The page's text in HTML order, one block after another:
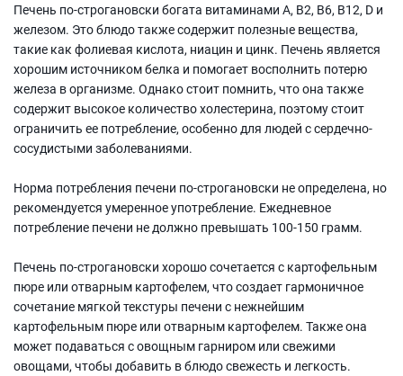
Печень по-строгановски богата витаминами A, B2, B6, B12, D и
железом. Это блюдо также содержит полезные вещества,
такие как фолиевая кислота, ниацин и цинк. Печень является
хорошим источником белка и помогает восполнить потерю
железа в организме. Однако стоит помнить, что она также
содержит высокое количество холестерина, поэтому стоит
ограничить ее потребление, особенно для людей с сердечно-
сосудистыми заболеваниями.
Норма потребления печени по-строгановски не определена, но
рекомендуется умеренное употребление. Ежедневное
потребление печени не должно превышать 100-150 грамм.
Печень по-строгановски хорошо сочетается с картофельным
пюре или отварным картофелем, что создает гармоничное
сочетание мягкой текстуры печени с нежнейшим
картофельным пюре или отварным картофелем. Также она
может подаваться с овощным гарниром или свежими
овощами, чтобы добавить в блюдо свежесть и легкость.